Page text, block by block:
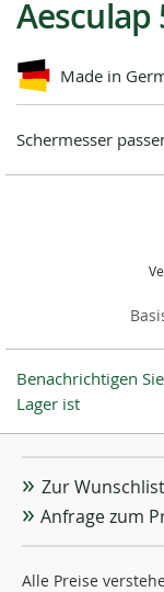
Aesculap
Made in
Schermesser
Benachrichtigen
Lager ist
Zur
Anfrage zum
Alle Preise